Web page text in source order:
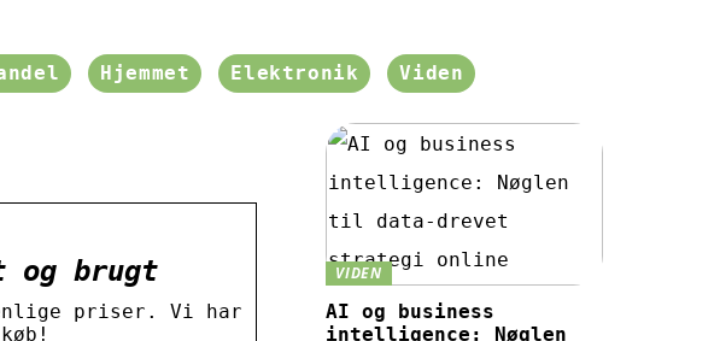
Hjemmet Elektronik Viden
og brugt
priser. Vi har
VIDEN
AI og business
intelligence: Nøglen